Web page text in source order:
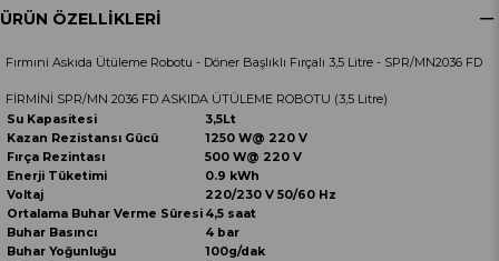
ÜRÜN ÖZELLIKLERI
Fırmıni Askıda Ütüleme Robotu - Döner Başlıklı Fırçalı 3,5 Litre - SPR/MN2036 FD
FİRMİNİ SPR/MN 2036 FD ASKIDA ÜTÜLEME ROBOTU (3,5 Litre)
Su Kapasitesi
3,5Lt
Kazan Rezistansı Gücü
1250 W@ 220 V
Fırça Rezintası
500 W@ 220 V
Enerji Tüketimi
0.9 kWh
Voltaj
220/230 V 50/60 Hz
Ortalama Buhar Verme Süresi 4,5 saat
Buhar Basıncı
4 bar
Buhar Yoğunluğu
100g/dak